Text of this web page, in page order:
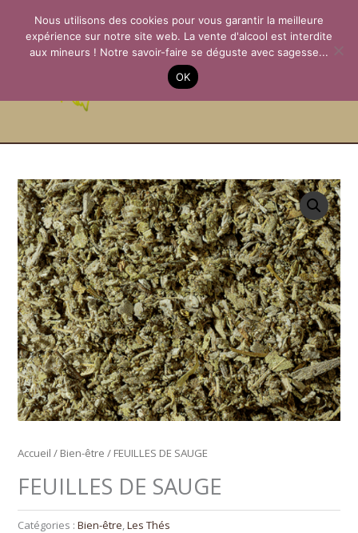
contenu
La Passion des
Terroirs
Accueil / Bien-être / FEUILLES DE SAUGE
FEUILLES DE SAUGE
Catégories :Bien-être,Les Thés
Nous utilisons des cookies pour vous garantir la meilleure
expérience sur notre site web. La vente d'alcool est interdite
aux mineurs ! Notre savoir-faire se déguste avec sagesse...
OK